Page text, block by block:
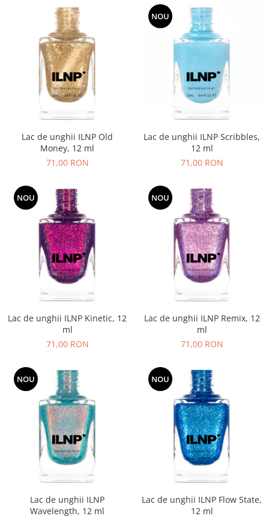
Lac de unghii ILNP Old
Money, 12 ml
71,00 RON
NOU
Lac de unghii ILNP Scribbles,
12 ml
71,00 RON
NOU
Lac de unghii ILNP Kinetic, 12
ml
71,00 RON
NOU
Lac de unghii ILNP Remix, 12
ml
71,00 RON
NOU
Lac de unghii ILNP
Wavelength, 12 ml
NOU
Lac de unghii ILNP Flow State,
12 ml